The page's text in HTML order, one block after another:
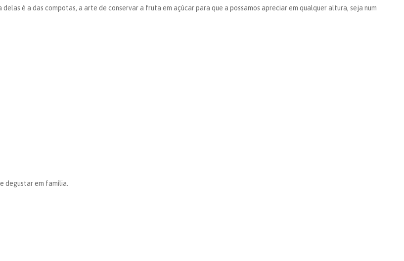
é a das compotas, a arte de conservar a fruta em açúcar para que a possamos apreciar em qualquer altura, seja num
degustar em família.